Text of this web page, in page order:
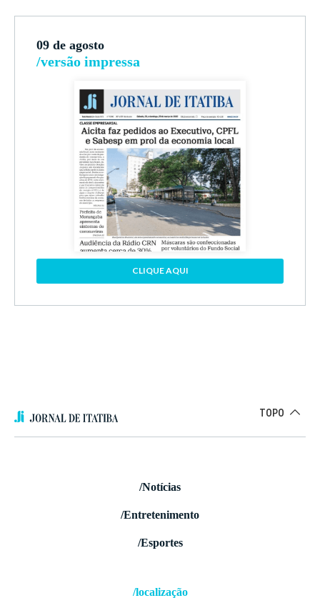
09 de agosto
/versão impressa
CLIQUE AQUI
TOPO
/Notícias
/Entretenimento
/Esportes
/localização